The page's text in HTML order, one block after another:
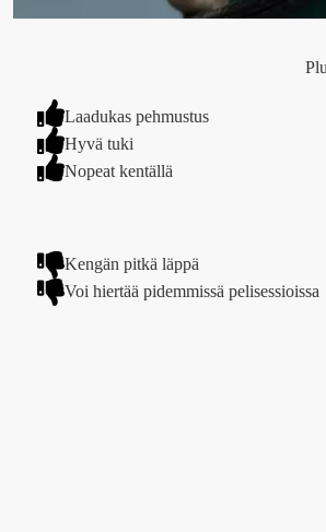
Laadukas pehmustus
Hyvä tuki
Nopeat kentällä
Kengän pitkä läppä
Voi hiertää pidemmissä pelisessioissa